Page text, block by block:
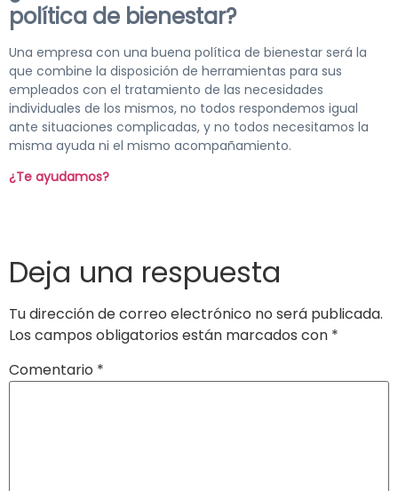
política de bienestar?
Una empresa con una buena política de bienestar será la
que combine la disposición de herramientas para sus
empleados con el tratamiento de las necesidades
individuales de los mismos, no todos respondemos igual
ante situaciones complicadas, y no todos necesitamos la
misma ayuda ni el mismo acompañamiento.
¿Te ayudamos?
Deja una respuesta
Tu dirección de correo electrónico no será publicada.
Los campos obligatorios están marcados con *
Comentario *